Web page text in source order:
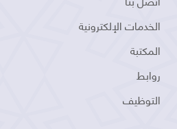
الخدمات الإلكترونية
المكتبة
روابط
التوظيف